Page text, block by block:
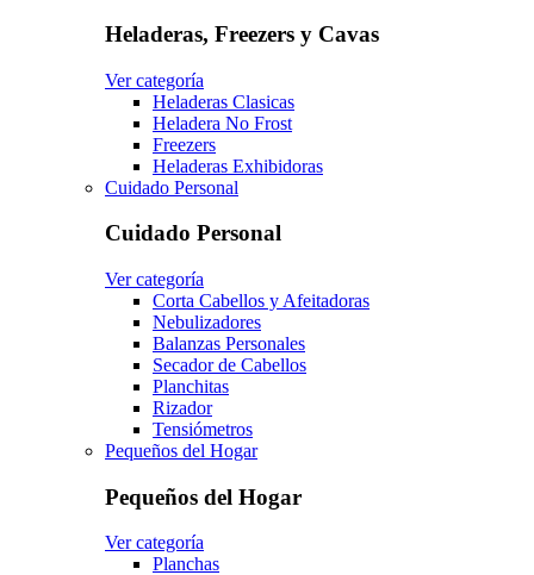
Heladeras, Freezers y Cavas
Ver categoría
Heladeras Clasicas
Heladera No Frost
Freezers
Heladeras Exhibidoras
Cuidado Personal
Cuidado Personal
Ver categoría
Corta Cabellos y Afeitadoras
Nebulizadores
Balanzas Personales
Secador de Cabellos
Planchitas
Rizador
Tensiómetros
Pequeños del Hogar
Pequeños del Hogar
Ver categoría
Planchas